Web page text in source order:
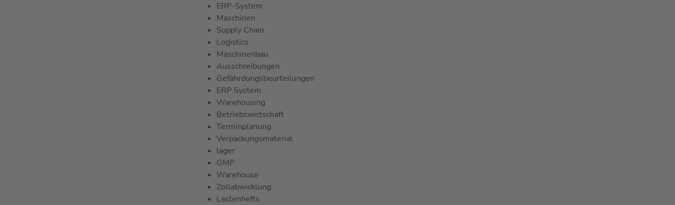
ERP-System
Maschinen
Supply Chain
Logistics
Maschinenbau
Ausschreibungen
Gefährdungsbeurteilungen
ERP System
Warehousing
Betriebswirtschaft
Terminplanung
Verpackungsmaterial
lager
GMP
Warehouse
Zollabwicklung
Lastenhefts